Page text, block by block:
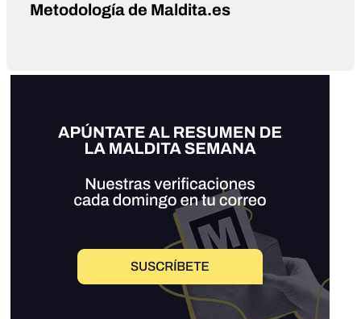
Metodología de Maldita.es